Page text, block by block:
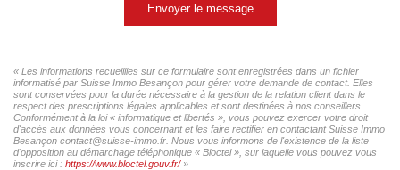
Envoyer le message
« Les informations recueillies sur ce formulaire sont enregistrées dans un fichier
informatisé par Suisse Immo Besançon pour gérer votre demande de contact. Elles
sont conservées pour la durée nécessaire à la gestion de la relation client dans le
respect des prescriptions légales applicables et sont destinées à nos conseillers
Conformément à la loi « informatique et libertés », vous pouvez exercer votre droit
d'accès aux données vous concernant et les faire rectifier en contactant Suisse Immo
Besançon contact@suisse-immo.fr. Nous vous informons de l'existence de la liste
d'opposition au démarchage téléphonique « Bloctel », sur laquelle vous pouvez vous
inscrire ici : https://www.bloctel.gouv.fr/»